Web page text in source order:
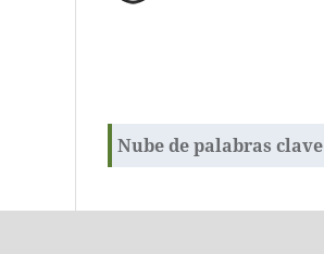
Nube de palabras clave